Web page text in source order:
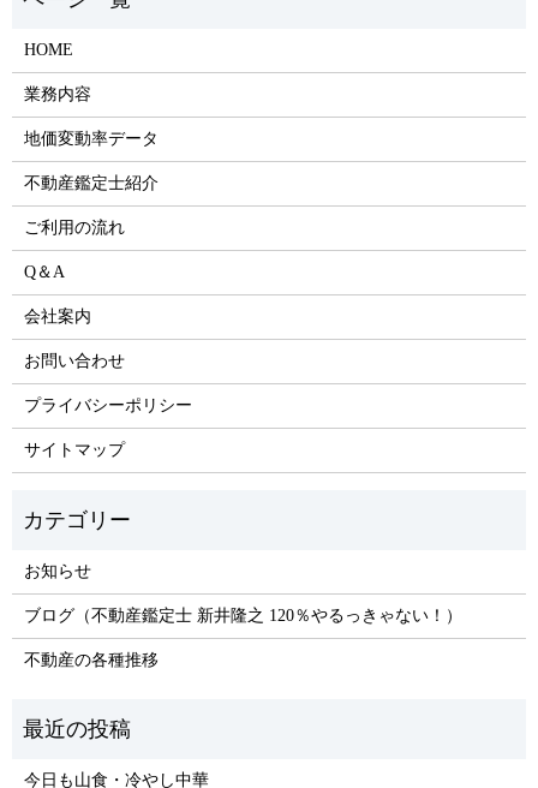
HOME
業務内容
地価変動率データ
不動産鑑定士紹介
ご利用の流れ
Q＆A
会社案内
お問い合わせ
プライバシーポリシー
サイトマップ
お知らせ
ブログ（不動産鑑定士 新井隆之 120％やるっきゃない！）
不動産の各種推移
今日も山食・冷やし中華